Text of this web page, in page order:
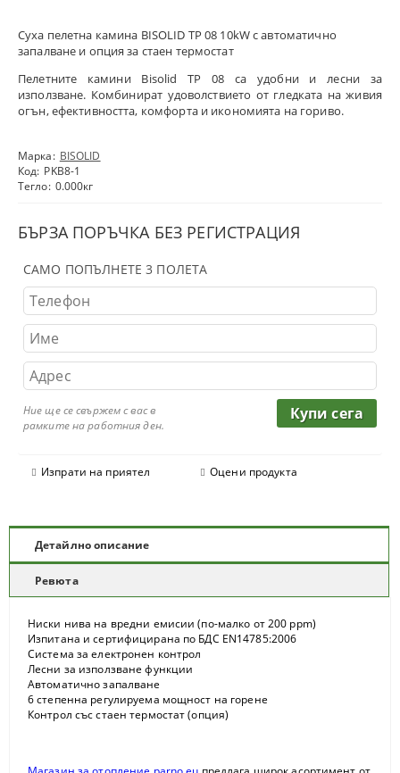
Суха пелетна камина BISOLID TP 08 10kW с автоматично
запалване и опция за стаен термостат
Пелетните камини Bisolid TP 08 са удобни и лесни за
използване. Комбинират удоволствието от гледката на живия
огън, ефективността, комфорта и икономията на гориво.
Марка: BISOLID
Код: PKB8-1
Тегло: 0.000кг
БЪРЗА ПОРЪЧКА БЕЗ РЕГИСТРАЦИЯ
САМО ПОПЪЛНЕТЕ 3 ПОЛЕТА
Ние ще се свържем с вас в
рамките на работния ден.
Изпрати на приятел Оцени продукта
Детайлно описание
Ревюта
Ниски нива на вредни емисии (по-малко от 200 ppm)
Изпитана и сертифицирана по БДС EN14785:2006
Система за електронен контрол
Лесни за използване функции
Автоматично запалване
6 степенна регулируема мощност на горене
Контрол със стаен термостат (опция)